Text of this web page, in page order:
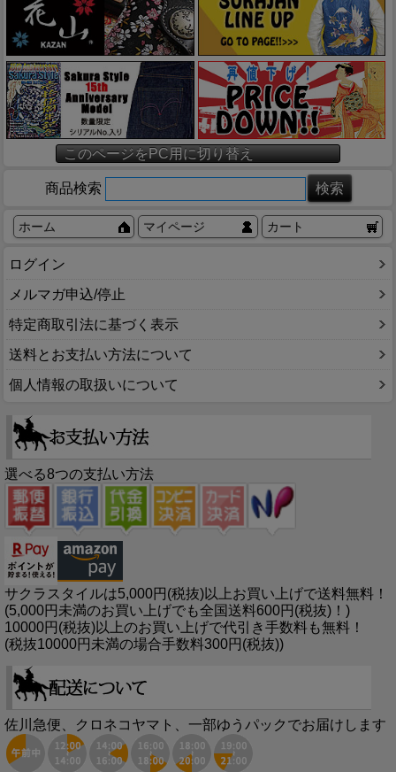
このページをPC用に切り替え
商品検索
ホーム マイページ カート
ログイン
メルマガ申込/停止
特定商取引法に基づく表示
送料とお支払い方法について
個人情報の取扱いについて
選べる8つの支払い方法
サクラスタイルは5,000円(税抜)以上お買い上げで送料無料！
(5,000円未満のお買い上げでも全国送料600円(税抜)！)
10000円(税抜)以上のお買い上げで代引き手数料も無料！
(税抜10000円未満の場合手数料300円(税抜))
佐川急便、クロネコヤマト、一部ゆうパックでお届けします